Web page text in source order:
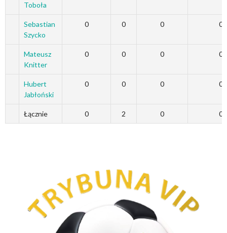
Toboła
Sebastian
Szycko
0 0 0 0
Mateusz
Knitter
0 0 0 0
Hubert
Jabłoński
0 0 0 0
Łącznie 0 2 0 0